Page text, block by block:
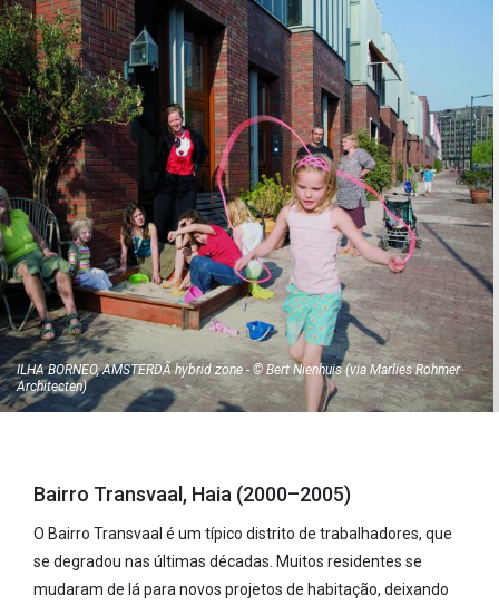
ILHA BORNEO, AMSTERDÃ hybrid zone - © Bert Nienhuis (via Marlies Rohmer
Architecten)
Bairro Transvaal, Haia (2000–2005)
O Bairro Transvaal é um típico distrito de trabalhadores, que
se degradou nas últimas décadas. Muitos residentes se
mudaram de lá para novos projetos de habitação, deixando